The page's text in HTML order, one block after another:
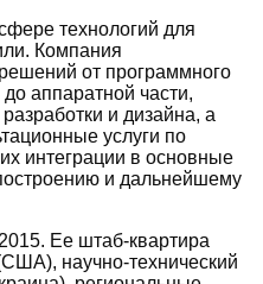
технологий для
Компания
от программного
аппаратной части,
и дизайна, а
услуги по
интеграции в основные
и дальнейшему
Ее штаб-квартира
научно-технический